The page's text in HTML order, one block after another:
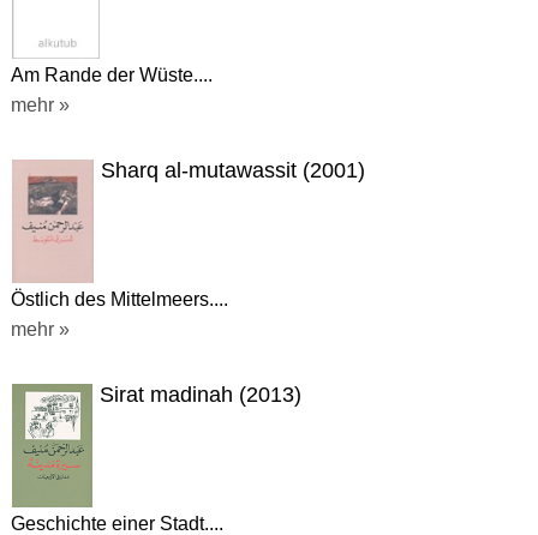
Am Rande der Wüste....
mehr »
Sharq al-mutawassit (2001)
Östlich des Mittelmeers....
mehr »
Sirat madinah (2013)
Geschichte einer Stadt....